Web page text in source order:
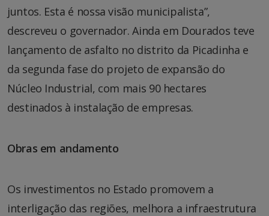
juntos. Esta é nossa visão municipalista”,
descreveu o governador. Ainda em Dourados teve
lançamento de asfalto no distrito da Picadinha e
da segunda fase do projeto de expansão do
Núcleo Industrial, com mais 90 hectares
destinados à instalação de empresas.
Obras em andamento
Os investimentos no Estado promovem a
interligação das regiões, melhora a infraestrutura